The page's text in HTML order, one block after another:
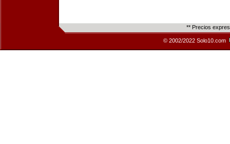
** Precios
© 2002/2022 Solo10.com